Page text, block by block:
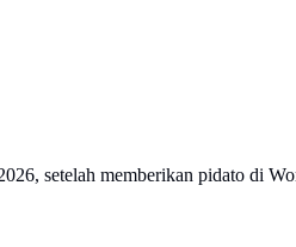
setelah memberikan pidato di